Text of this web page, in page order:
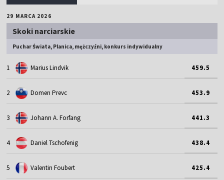
29 MARCA 2026
Skoki narciarskie
Puchar Świata, Planica, mężczyźni, konkurs indywidualny
1 Marius Lindvik 459.5
2 Domen Prevc 453.9
3 Johann A. Forfang 441.3
4 Daniel Tschofenig 438.4
5 Valentin Foubert 425.4